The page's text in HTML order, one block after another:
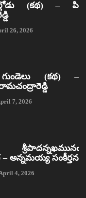
(కథ) – పి
26, 2026
(కథ) –
7, 2026
– అన్నమయ్య సంకీర్తన
4, 2026